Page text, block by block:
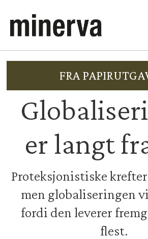
FRA
er langt
Proteksjonistiske
men globaliseringen
fordi den leverer
flest.